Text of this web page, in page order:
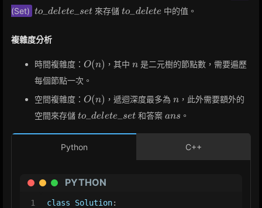
(Set) to\_delete\_set
to delete set 來存儲to\_delete
to delete 中的值。
複雜度分析
時間複雜度： O(n)
O(n) ，其中n
n 是二元樹的節點數，需要遍歷
每個節點一次。
空間複雜度： O(n)
O(n) ，遞迴深度最多為n
n ，此外需要額外的
空間來存儲 to\_delete\_set
to_delete_set 和答案ans
ans 。
Python C++
PYTHON
1
class Solution: